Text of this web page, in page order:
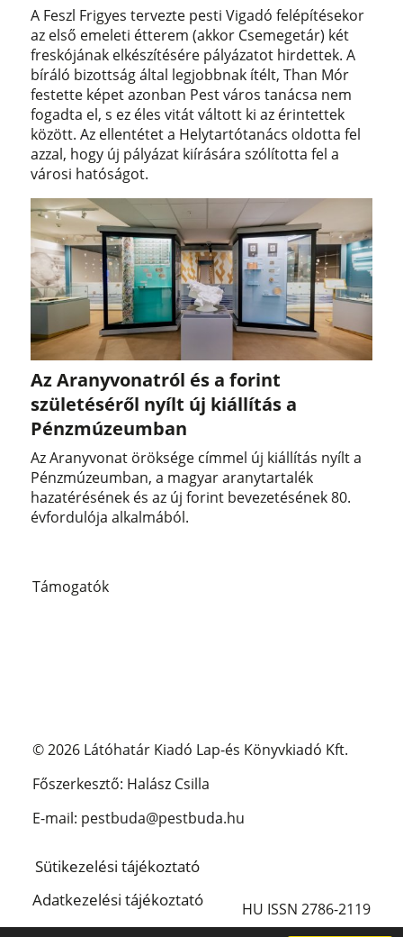
A Feszl Frigyes tervezte pesti Vigadó felépítésekor
az első emeleti étterem (akkor Csemegetár) két
freskójának elkészítésére pályázatot hirdettek. A
bíráló bizottság által legjobbnak ítélt, Than Mór
festette képet azonban Pest város tanácsa nem
fogadta el, s ez éles vitát váltott ki az érintettek
között. Az ellentétet a Helytartótanács oldotta fel
azzal, hogy új pályázat kiírására szólította fel a
városi hatóságot.
Az Aranyvonatról és a forint
születéséről nyílt új kiállítás a
Pénzmúzeumban
Az Aranyvonat öröksége címmel új kiállítás nyílt a
Pénzmúzeumban, a magyar aranytartalék
hazatérésének és az új forint bevezetésének 80.
évfordulója alkalmából.
Támogatók
© 2026 Látóhatár Kiadó Lap-és Könyvkiadó Kft.
Főszerkesztő: Halász Csilla
E-mail: pestbuda@pestbuda.hu
Sütikezelési tájékoztató
Adatkezelési tájékoztató
Impresszum
HU ISSN 2786-2119